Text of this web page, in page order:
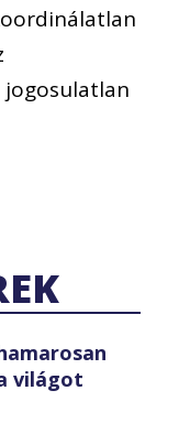
jogosulatlan
világot